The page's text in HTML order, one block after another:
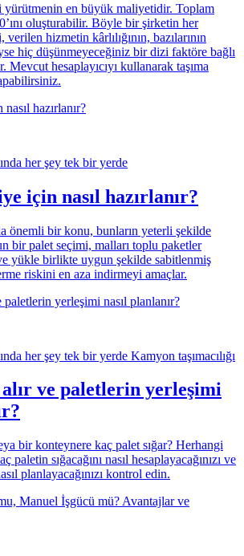
yürütmenin en büyük maliyetidir. Toplam
oluşturabilir. Böyle bir şirketin her
hizmetin kârlılığının, bazılarının
hiç düşünmeyeceğiniz bir dizi faktöre bağlı
Mevcut hesaplayıcıyı kullanarak taşıma
her şey tek bir yerde
için nasıl hazırlanır?
önemli bir konu, bunların yeterli şekilde
bir palet seçimi, malları toplu paketler
yükle birlikte uygun şekilde sabitlenmiş
riskini en aza indirmeyi amaçlar.
her şey tek bir yerde Kamyon taşımacılığı
ve paletlerin yerleşimi
bir konteynere kaç palet sığar? Herhangi
paletin sığacağını nasıl hesaplayacağınızı ve
planlayacağınızı kontrol edin.